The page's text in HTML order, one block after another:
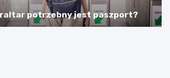
potrzebny jest paszport?